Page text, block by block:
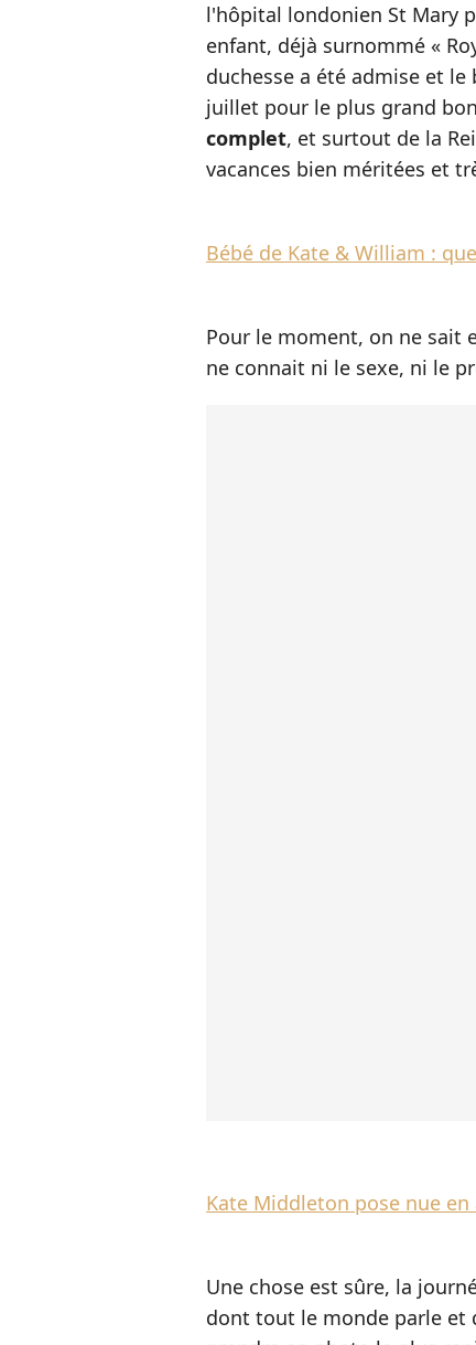
l'hôpital londonien St Mary
enfant, déjà surnommé «
duchesse a été admise et
juillet pour le plus grand
complet, et surtout de la
vacances bien méritées et
Bébé de Kate & William :
Pour le moment, on ne sait
ne connait ni le sexe, ni le
Kate Middleton pose nue
Une chose est sûre, la
dont tout le monde parle et